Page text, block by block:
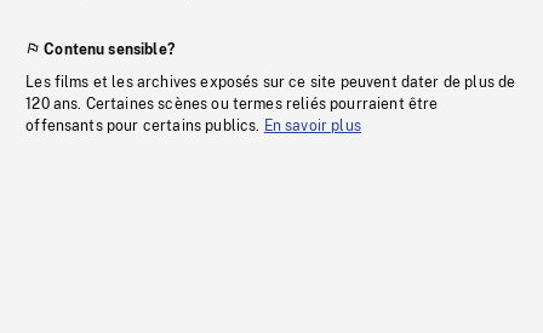
Contenu sensible?
Les films et les archives exposés sur ce site peuvent dater de plus de
120 ans. Certaines scènes ou termes reliés pourraient être
offensants pour certains publics. En savoir plus